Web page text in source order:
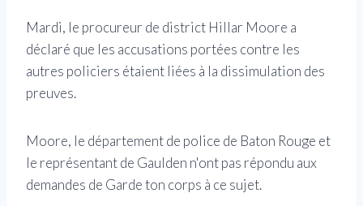
Mardi, le procureur de district Hillar Moore a
déclaré que les accusations portées contre les
autres policiers étaient liées à la dissimulation des
preuves.
Moore, le département de police de Baton Rouge et
le représentant de Gaulden n'ont pas répondu aux
demandes de Garde ton corps à ce sujet.